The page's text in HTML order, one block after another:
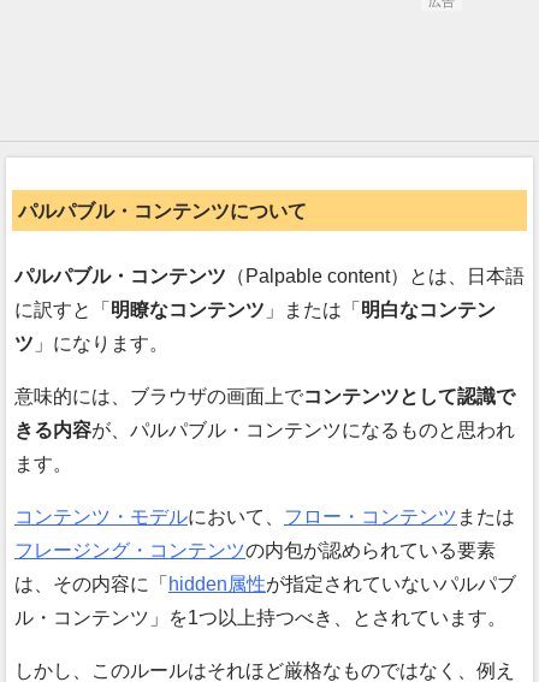
パルパブル・コンテンツについて
パルパブル・コンテンツ （Palpable content）とは、日本語
に訳すと
明瞭なコンテンツ または
明白なコンテン
ツ
になります。
意味的には、ブラウザの画面上でコンテンツとして認識で
きる内容が、パルパブル・コンテンツになるものと思われ
ます。
コンテンツ・モデルにおいて、 フロー・コンテンツ または
フレージング・コンテンツの内包が認められている要素
は、その内容に
hidden属性が指定されていないパルパブ
ル・コンテンツ
を1つ以上持つべき、とされています。
しかし、このルールはそれほど厳格なものではなく、例え